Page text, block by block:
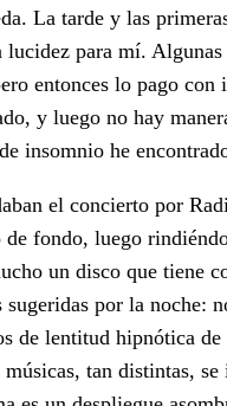
La tarde y las
lucidez para mí.
entonces lo pago
y luego no hay
insomnio he
el concierto por
de fondo, luego
un disco que tiene
sugeridas por la noche:
de lentitud hipnótica
músicas, tan distintas,